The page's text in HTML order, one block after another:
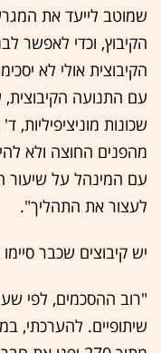
שמוטב לייעד את
הקיבוץ, וכדי לאפשר
הקיבוצית אולי לא
עם התנועה
שכונות
מהפנים החוצה ולא
עם המינהל על שיעור
לעצור את התהליך".
יש קיבוצים שכבר
"רוב ההסכמים, לפי